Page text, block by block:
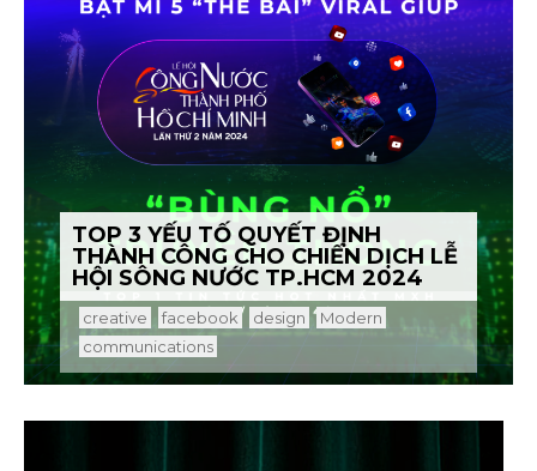
TOP 3 YẾU TỐ QUYẾT ĐỊNH
THÀNH CÔNG CHO CHIẾN DỊCH LỄ
HỘI SÔNG NƯỚC TP.HCM 2024
creative facebook design
Modern
communications